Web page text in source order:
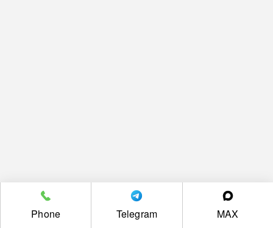
Phone Telegram MAX